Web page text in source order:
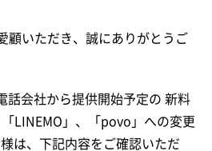
顧いただき、誠にありがとうご
話会社から提供開始予定の 新料
LINEMO」、「povo」への変更
は、下記内容をご確認いただ